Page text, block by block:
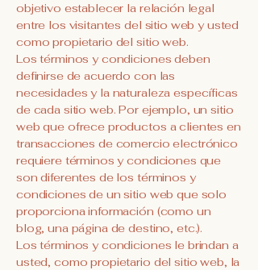
objetivo establecer la relación legal
entre los visitantes del sitio web y usted
como propietario del sitio web.
Los términos y condiciones deben
definirse de acuerdo con las
necesidades y la naturaleza específicas
de cada sitio web. Por ejemplo, un sitio
web que ofrece productos a clientes en
transacciones de comercio electrónico
requiere términos y condiciones que
son diferentes de los términos y
condiciones de un sitio web que solo
proporciona información (como un
blog, una página de destino, etc.).
Los términos y condiciones le brindan a
usted, como propietario del sitio web, la